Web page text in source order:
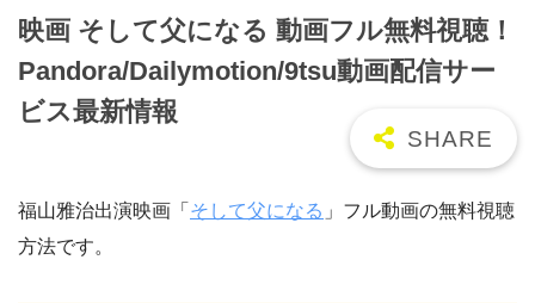
映画 そして父になる 動画フル無料視聴！
Pandora/Dailymotion/9tsu動画配信サー
ビス最新情報
福山雅治出演映画「 そして父になる 」フル動画の無料視聴
方法です。